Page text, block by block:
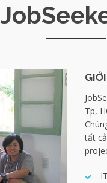
Tp,
tất